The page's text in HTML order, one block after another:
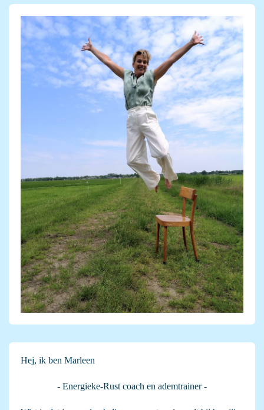
Hej, ik ben Marleen
- Energieke-Rust coach en ademtrainer -